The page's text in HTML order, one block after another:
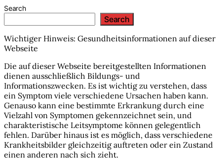
Search
Search
Wichtiger Hinweis: Gesundheitsinformationen auf dieser
Webseite
Die auf dieser Webseite bereitgestellten Informationen
dienen ausschließlich Bildungs- und
Informationszwecken. Es ist wichtig zu verstehen, dass
ein Symptom viele verschiedene Ursachen haben kann.
Genauso kann eine bestimmte Erkrankung durch eine
Vielzahl von Symptomen gekennzeichnet sein, und
charakteristische Leitsymptome können gelegentlich
fehlen. Darüber hinaus ist es möglich, dass verschiedene
Krankheitsbilder gleichzeitig auftreten oder ein Zustand
einen anderen nach sich zieht.